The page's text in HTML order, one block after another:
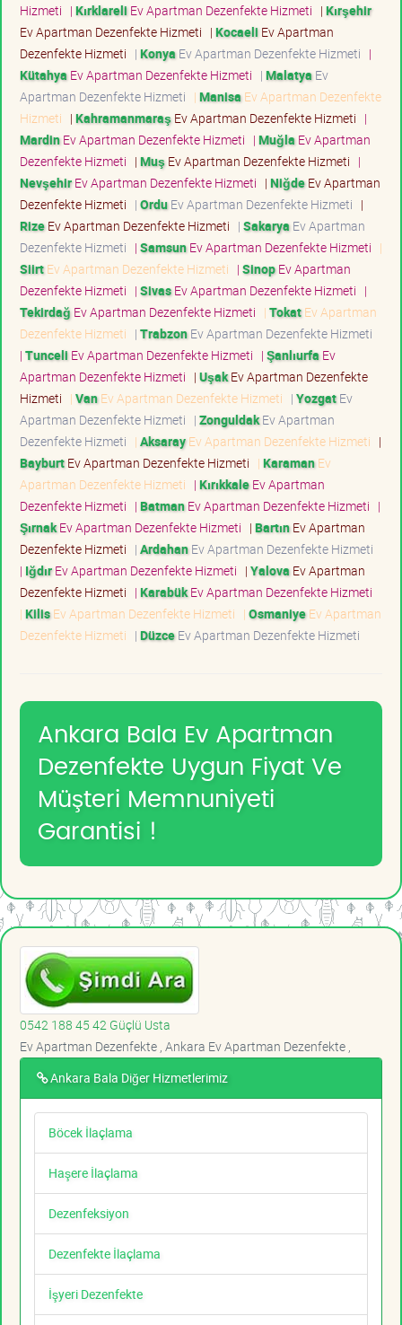
Hizmeti | Kırklareli Ev Apartman Dezenfekte Hizmeti | Kırşehir
Ev Apartman Dezenfekte Hizmeti | Kocaeli Ev Apartman
Dezenfekte Hizmeti | Konya Ev Apartman Dezenfekte Hizmeti |
Kütahya Ev Apartman Dezenfekte Hizmeti | Malatya Ev
Apartman Dezenfekte Hizmeti | Manisa Ev Apartman Dezenfekte
Hizmeti | Kahramanmaraş Ev Apartman Dezenfekte Hizmeti |
MardinEv Apartman Dezenfekte Hizmeti | Muğla Ev Apartman
Dezenfekte Hizmeti | Muş Ev Apartman Dezenfekte Hizmeti |
NevşehirEv Apartman Dezenfekte Hizmeti | NiğdeEv Apartman
Dezenfekte Hizmeti | OrduEv Apartman Dezenfekte Hizmeti |
RizeEv Apartman Dezenfekte Hizmeti | Sakarya Ev Apartman
Dezenfekte Hizmeti | SamsunEv Apartman Dezenfekte Hizmeti |
SiirtEv Apartman Dezenfekte Hizmeti | SinopEv Apartman
Dezenfekte Hizmeti | SivasEv Apartman Dezenfekte Hizmeti |
Tekirdağ Ev Apartman Dezenfekte Hizmeti | TokatEv Apartman
Dezenfekte Hizmeti | TrabzonEv Apartman Dezenfekte Hizmeti
| Tunceli Ev Apartman Dezenfekte Hizmeti | Şanlıurfa Ev
Apartman Dezenfekte Hizmeti | UşakEv Apartman Dezenfekte
Hizmeti | VanEv Apartman Dezenfekte Hizmeti | YozgatEv
Apartman Dezenfekte Hizmeti | ZonguldakEv Apartman
Dezenfekte Hizmeti | AksarayEv Apartman Dezenfekte Hizmeti |
BayburtEv Apartman Dezenfekte Hizmeti | KaramanEv
Apartman Dezenfekte Hizmeti | KırıkkaleEv Apartman
Dezenfekte Hizmeti | BatmanEv Apartman Dezenfekte Hizmeti |
ŞırnakEv Apartman Dezenfekte Hizmeti | BartınEv Apartman
Dezenfekte Hizmeti | ArdahanEv Apartman Dezenfekte Hizmeti
| IğdırEv Apartman Dezenfekte Hizmeti | Yalova Ev Apartman
Dezenfekte Hizmeti | KarabükEv Apartman Dezenfekte Hizmeti
| KilisEv Apartman Dezenfekte Hizmeti | OsmaniyeEv Apartman
Dezenfekte Hizmeti | DüzceEv Apartman Dezenfekte Hizmeti
Ankara Bala Ev Apartman
Dezenfekte Uygun Fiyat Ve
Müşteri Memnuniyeti
Garantisi !
0542 188 45 42 Güçlü Usta
Ev Apartman Dezenfekte , Ankara Ev Apartman Dezenfekte ,
Ankara Bala Diğer Hizmetlerimiz
Böcek İlaçlama
Haşere İlaçlama
Dezenfeksiyon
Dezenfekte İlaçlama
İşyeri Dezenfekte